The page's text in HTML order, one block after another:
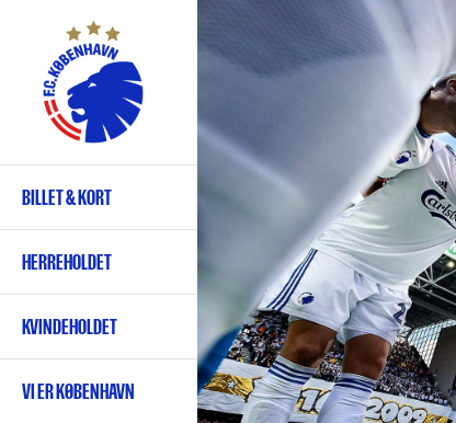
hovedindhold
Primær
navigation
BILLET & KORT
HERREHOLDET
KVINDEHOLDET
VI ER KØBENHAVN